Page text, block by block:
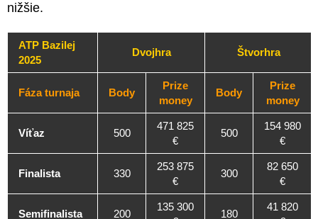
nižšie.
ATP Bazilej
2025
Dvojhra Štvorhra
Fáza turnaja Body
Prize
money
Body
Prize
money
Víťaz 500
471 825
€
500
154 980
€
Finalista 330
253 875
€
300
82 650
€
Semifinalista 200
135 300
180
41 820